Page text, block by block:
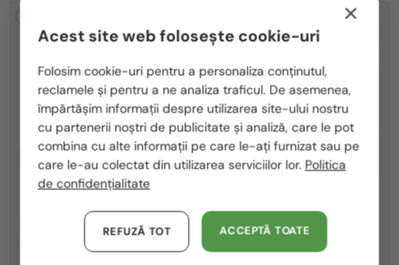
CU LENTILĂ MONOFOCALĂ PLUS
330 RON
Tom Ford—Cadru optic
CU FILTRU PENTRU LUMINĂ
ALBASTRU-VIOLET
CU LENTILĂ MONOFOCALĂ PLUS
330 RON
LENTILE CU FILTRU PENTRU
LUMINĂ ALBASTRU-VIOLET
România / RO
Polska / PL
Magyarország / HU
United Arab Emirates / EN
Austria / AT
Germania / DE
×
Acest site web folosește cookie-uri
Folosim cookie-uri pentru a personaliza conținutul,
reclamele și pentru a ne analiza traficul. De asemenea,
împărtășim informații despre utilizarea site-ului nostru
cu partenerii noștri de publicitate și analiză, care le pot
combina cu alte informații pe care le-ați furnizat sau pe
care le-au colectat din utilizarea serviciilor lor. Politica
de confidențialitate
ACCEPTĂ TOATE
REFUZĂ TOT